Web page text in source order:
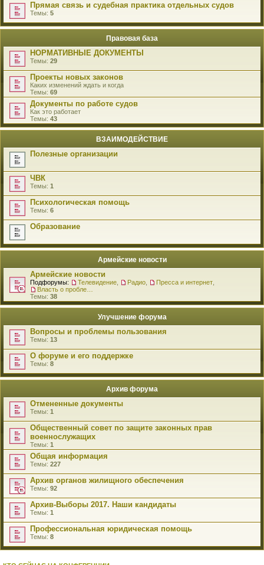
Прямая связь и судебная практика отдельных судов
Темы: 5
Правовая база
НОРМАТИВНЫЕ ДОКУМЕНТЫ
Темы: 29
Проекты новых законов
Каких изменений ждать и когда
Темы: 69
Документы по работе судов
Как это работает
Темы: 43
ВЗАИМОДЕЙСТВИЕ
Полезные организации
ЧВК
Темы: 1
Психологическая помощь
Темы: 6
Образование
Армейские новости
Армейские новости
Подфорумы: Телевидение Радио Пресса и интернет
Темы: 38
Улучшение форума
Вопросы и проблемы пользования
Темы: 13
О форуме и его поддержке
Темы: 8
Архив форума
Отмененные документы
Темы: 1
Общественный совет по защите законных прав
военнослужащих
Темы: 1
Общая информация
Темы: 227
Архив органов жилищного обеспечения
Темы: 92
Архив-Выборы 2017. Наши кандидаты
Темы: 1
Профессиональная юридическая помощь
Темы: 8